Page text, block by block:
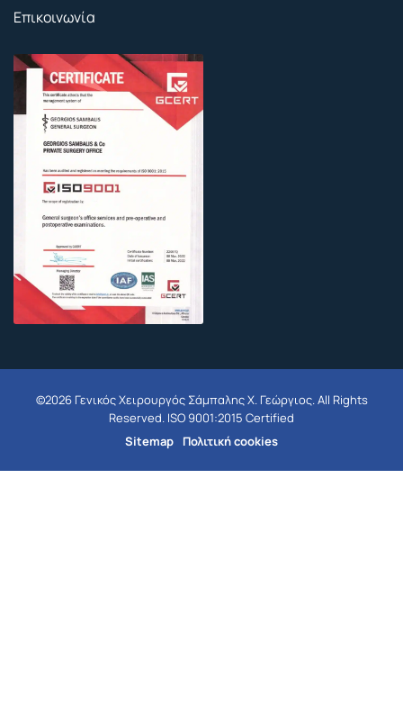
Επικοινωνία
©2026 Γενικός Χειρουργός Σάμπαλης Χ. Γεώργιος. All Rights
Reserved. ISO 9001:2015 Certified
Sitemap
Πολιτική cookies